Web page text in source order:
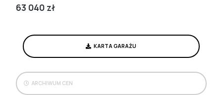
63 040 zł
KARTA GARAŻU
ARCHIWUM CEN